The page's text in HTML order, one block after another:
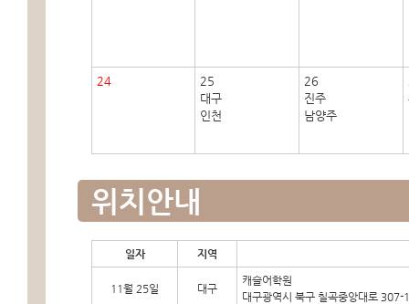
24
25
대구
인천
26
진주
남양주
위치안내
일자 지역
11월 25일 대구
캐슬어학원
대구광역시 북구 칠곡중앙대로